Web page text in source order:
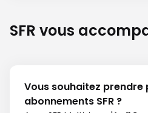
SFR vous
Vous souhaitez prendre
abonnements SFR ?